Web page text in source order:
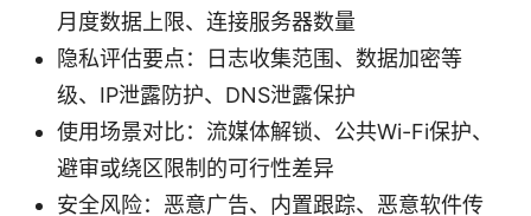
月度数据上限、连接服务器数量
隐私评估要点：日志收集范围、数据加密等
级、IP泄露防护、DNS泄露保护
使用场景对比：流媒体解锁、公共Wi-Fi保护、
避审或绕区限制的可行性差异
安全风险：恶意广告、内置跟踪、恶意软件传